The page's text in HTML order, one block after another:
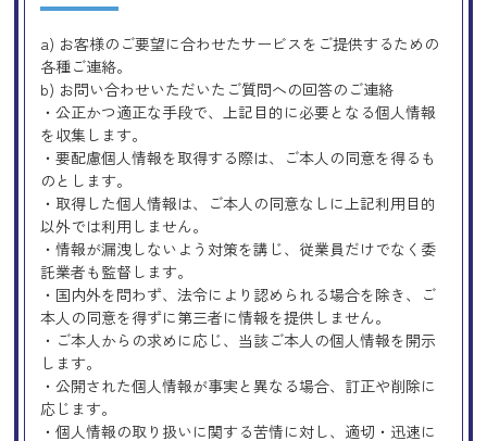
a) お客様のご要望に合わせたサービスをご提供するための
各種ご連絡。
b) お問い合わせいただいたご質問への回答のご連絡
・公正かつ適正な手段で、上記目的に必要となる個人情報
を収集します。
・要配慮個人情報を取得する際は、ご本人の同意を得るも
のとします。
・取得した個人情報は、ご本人の同意なしに上記利用目的
以外では利用しません。
・情報が漏洩しないよう対策を講じ、従業員だけでなく委
託業者も監督します。
・国内外を問わず、法令により認められる場合を除き、ご
本人の同意を得ずに第三者に情報を提供しません。
・ご本人からの求めに応じ、当該ご本人の個人情報を開示
します。
・公開された個人情報が事実と異なる場合、訂正や削除に
応じます。
・個人情報の取り扱いに関する苦情に対し、適切・迅速に